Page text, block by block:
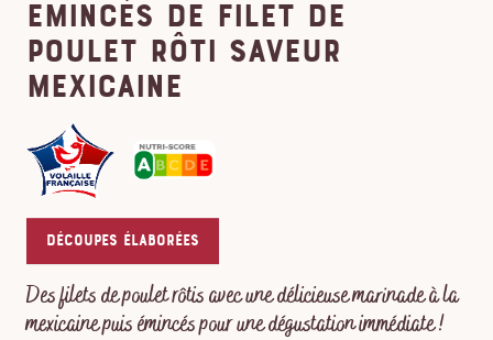
Emincés de Filet de
Poulet Rôti saveur
Mexicaine
Découpes élaborées
Des filets de poulet rôtis avec une délicieuse marinade à la
mexicaine puis émincés pour une dégustation immédiate !